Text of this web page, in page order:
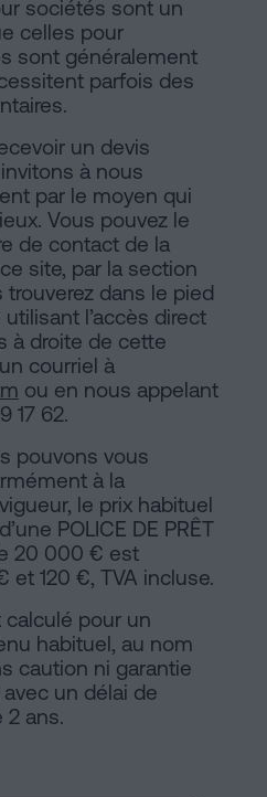
sociétés sont un
celles pour
sont généralement
parfois des
un devis
à nous
par le moyen qui
Vous pouvez le
de contact de la
site, par la section
dans le pied
l’accès direct
à droite de cette
courriel à
ou en nous appelant
17 62.
pouvons vous
à la
le prix habituel
POLICE DE PRÊT
20 000 € est
et 120 €, TVA incluse.
pour un
habituel, au nom
caution ni garantie
un délai de
2 ans.